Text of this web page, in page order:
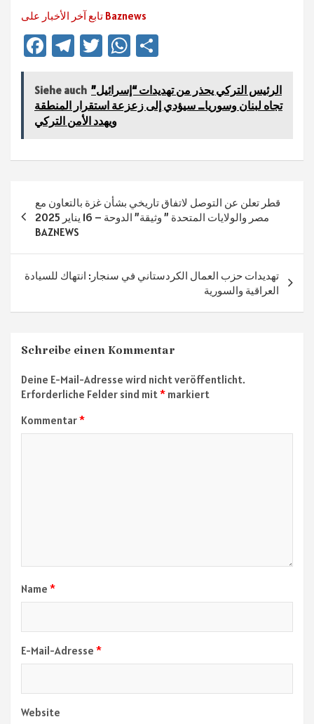
تابع آخر الأخبار على Baznews
Fa
b
o
ok
Te
gr
a
m
T
tt
er
W
at
sA
p
n
Siehe auch الرئيس التركي يحذر من تهديدات “إسرائيل”
تجاه لبنان وسوريا… سيؤدي إلى زعزعة استقرار المنطقة
ويهدد الأمن التركي
قطر تعلن عن التوصل لاتفاق تاريخي بشأن غزة بالتعاون مع
مصر والولايات المتحدة ” وثيقة” الدوحة – 16 يناير 2025
BAZNEWS
تهديدات حزب العمال الكردستاني في سنجار: انتهاك للسيادة
العراقية والسورية
Schreibe einen Kommentar
Deine E-Mail-Adresse wird nicht veröffentlicht.
Erforderliche Felder sind mit* markiert
Kommentar*
Name *
E-Mail-Adresse *
Website